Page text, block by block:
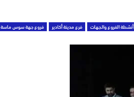
أنشطة الفروع والجهات فرع مدينة أكادير فروع جهة سوس ماسة